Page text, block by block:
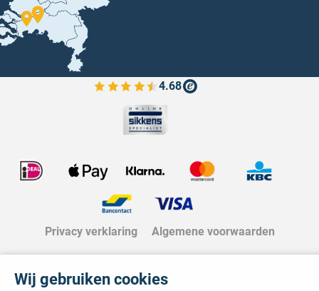
4.68
Bekijk de verfplaza beoordelingen
Privacy verklaring Algemene voorwaarden
Wij gebruiken cookies